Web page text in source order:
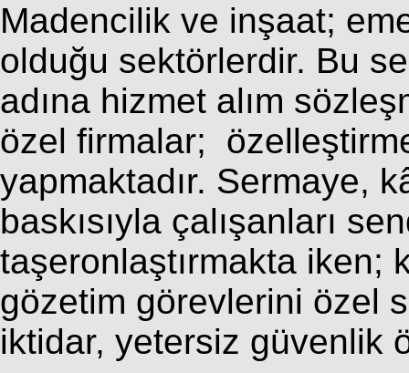
Madencilik ve inşaat;
olduğu sektörlerdir. Bu
adına hizmet alım
özel firmalar;
yapmaktadır. Sermaye,
baskısıyla çalışanları
taşeronlaştırmakta iken;
gözetim görevlerini özel
iktidar, yetersiz güvenlik